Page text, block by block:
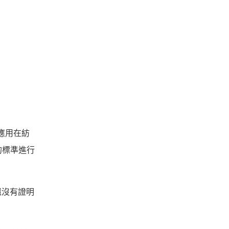
用在紡
準進行
有證明